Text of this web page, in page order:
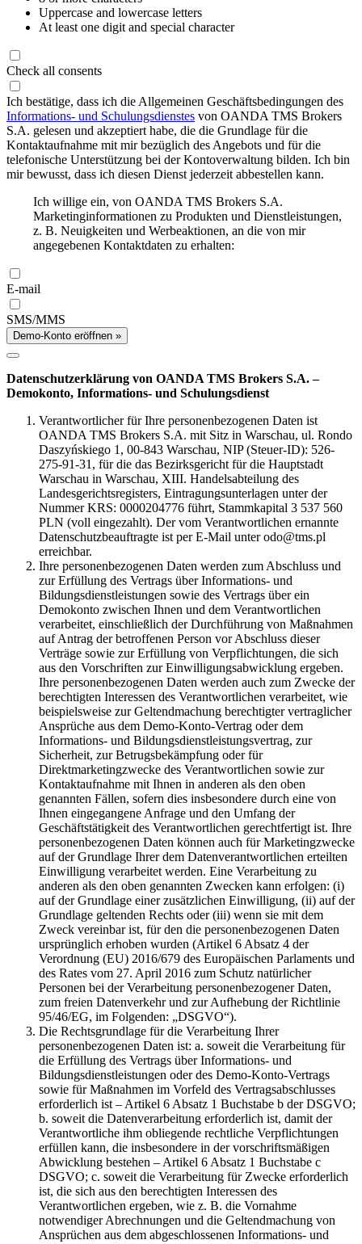
Uppercase and lowercase letters
At least one digit and special character
Check all consents
Ich bestätige, dass ich die Allgemeinen Geschäftsbedingungen des
Informations- und Schulungsdienstes von OANDA TMS Brokers
S.A. gelesen und akzeptiert habe, die die Grundlage für die
Kontaktaufnahme mit mir bezüglich des Angebots und für die
telefonische Unterstützung bei der Kontoverwaltung bilden. Ich bin
mir bewusst, dass ich diesen Dienst jederzeit abbestellen kann.
Ich willige ein, von OANDA TMS Brokers S.A.
Marketinginformationen zu Produkten und Dienstleistungen,
z. B. Neuigkeiten und Werbeaktionen, an die von mir
angegebenen Kontaktdaten zu erhalten:
E-mail
SMS/MMS
Demo-Konto eröffnen »
Datenschutzerklärung von OANDA TMS Brokers S.A. –
Demokonto, Informations- und Schulungsdienst
Verantwortlicher für Ihre personenbezogenen Daten ist
OANDA TMS Brokers S.A. mit Sitz in Warschau, ul. Rondo
Daszyńskiego 1, 00-843 Warschau, NIP (Steuer-ID): 526-
275-91-31, für die das Bezirksgericht für die Hauptstadt
Warschau in Warschau, XIII. Handelsabteilung des
Landesgerichtsregisters, Eintragungsunterlagen unter der
Nummer KRS: 0000204776 führt, Stammkapital 3 537 560
PLN (voll eingezahlt). Der vom Verantwortlichen ernannte
Datenschutzbeauftragte ist per E-Mail unter odo@tms.pl
erreichbar.
Ihre personenbezogenen Daten werden zum Abschluss und
zur Erfüllung des Vertrags über Informations- und
Bildungsdienstleistungen sowie des Vertrags über ein
Demokonto zwischen Ihnen und dem Verantwortlichen
verarbeitet, einschließlich der Durchführung von Maßnahmen
auf Antrag der betroffenen Person vor Abschluss dieser
Verträge sowie zur Erfüllung von Verpflichtungen, die sich
aus den Vorschriften zur Einwilligungsabwicklung ergeben.
Ihre personenbezogenen Daten werden auch zum Zwecke der
berechtigten Interessen des Verantwortlichen verarbeitet, wie
beispielsweise zur Geltendmachung berechtigter vertraglicher
Ansprüche aus dem Demo-Konto-Vertrag oder dem
Informations- und Bildungsdienstleistungsvertrag, zur
Sicherheit, zur Betrugsbekämpfung oder für
Direktmarketingzwecke des Verantwortlichen sowie zur
Kontaktaufnahme mit Ihnen in anderen als den oben
genannten Fällen, sofern dies insbesondere durch eine von
Ihnen eingegangene Anfrage und den Umfang der
Geschäftstätigkeit des Verantwortlichen gerechtfertigt ist. Ihre
personenbezogenen Daten können auch für Marketingzwecke
auf der Grundlage Ihrer dem Datenverantwortlichen erteilten
Einwilligung verarbeitet werden. Eine Verarbeitung zu
anderen als den oben genannten Zwecken kann erfolgen: (i)
auf der Grundlage einer zusätzlichen Einwilligung, (ii) auf der
Grundlage geltenden Rechts oder (iii) wenn sie mit dem
Zweck vereinbar ist, für den die personenbezogenen Daten
ursprünglich erhoben wurden (Artikel 6 Absatz 4 der
Verordnung (EU) 2016/679 des Europäischen Parlaments und
des Rates vom 27. April 2016 zum Schutz natürlicher
Personen bei der Verarbeitung personenbezogener Daten,
zum freien Datenverkehr und zur Aufhebung der Richtlinie
95/46/EG, im Folgenden: „DSGVO“).
Die Rechtsgrundlage für die Verarbeitung Ihrer
personenbezogenen Daten ist: a. soweit die Verarbeitung für
die Erfüllung des Vertrags über Informations- und
Bildungsdienstleistungen oder des Demo-Konto-Vertrags
sowie für Maßnahmen im Vorfeld des Vertragsabschlusses
erforderlich ist – Artikel 6 Absatz 1 Buchstabe b der DSGVO;
b. soweit die Datenverarbeitung erforderlich ist, damit der
Verantwortliche ihm obliegende rechtliche Verpflichtungen
erfüllen kann, die insbesondere in der vorschriftsmäßigen
Abwicklung bestehen – Artikel 6 Absatz 1 Buchstabe c
DSGVO; c. soweit die Verarbeitung für Zwecke erforderlich
ist, die sich aus den berechtigten Interessen des
Verantwortlichen ergeben, wie z. B. die Vornahme
notwendiger Abrechnungen und die Geltendmachung von
Ansprüchen aus dem abgeschlossenen Informations- und